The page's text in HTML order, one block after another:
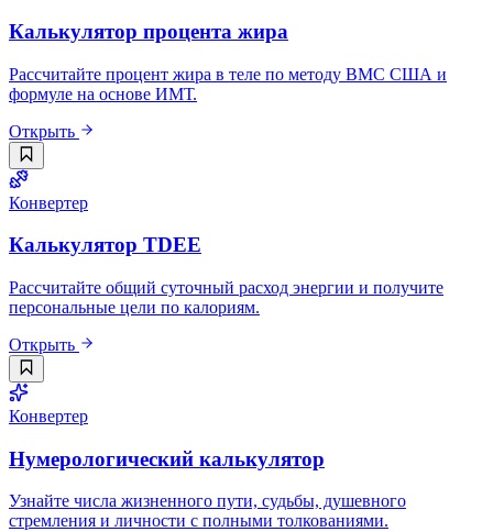
Калькулятор процента жира
Рассчитайте процент жира в теле по методу ВМС США и
формуле на основе ИМТ.
Открыть
Конвертер
Калькулятор TDEE
Рассчитайте общий суточный расход энергии и получите
персональные цели по калориям.
Открыть
Конвертер
Нумерологический калькулятор
Узнайте числа жизненного пути, судьбы, душевного
стремления и личности с полными толкованиями.